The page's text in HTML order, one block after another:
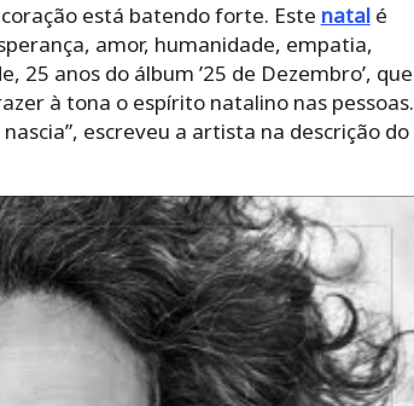
está batendo forte. Este natalé
amor, humanidade, empatia,
25 anos do álbum ’25 de Dezembro’, que
à tona o espírito natalino nas pessoas.
escreveu a artista na descrição do